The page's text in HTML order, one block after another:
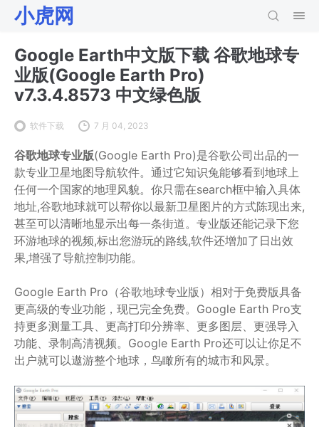
小虎网
Google Earth中文版下载 谷歌地球专
业版(Google Earth Pro)
v7.3.4.8573 中文绿色版
软件下载 7 月 04, 2023
谷歌地球专业版(Google Earth Pro)是谷歌公司出品的一
款专业卫星地图导航软件。通过它知识兔能够看到地球上
任何一个国家的地理风貌。你只需在search框中输入具体
地址,谷歌地球就可以帮你以最新卫星图片的方式陈现出来,
甚至可以清晰地显示出每一条街道。专业版还能记录下您
环游地球的视频,标出您游玩的路线,软件还增加了日出效
果,增强了导航控制功能。
Google Earth Pro（谷歌地球专业版）相对于免费版具备
更高级的专业功能，现已完全免费。Google Earth Pro支
持更多测量工具、更高打印分辨率、更多图层、更强导入
功能、录制高清视频。Google Earth Pro还可以让你足不
出户就可以遨游整个地球，鸟瞰所有的城市和风景。